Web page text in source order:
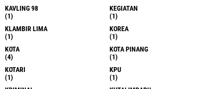
KAVLING 98
(1)
KEGIATAN
(1)
KLAMBIR LIMA
(1)
KOREA
(1)
KOTA
(4)
KOTA PINANG
(1)
KOTARI
(1)
KPU
(1)